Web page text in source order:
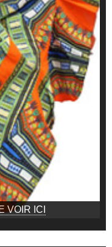
VOIR ICI